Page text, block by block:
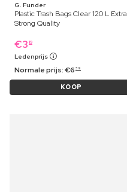
G. Funder
Plastic Trash Bags Clear 120 L Extra
Strong Quality
€3 19
Ledenprijs
Normale prijs:€6 39
KOOP